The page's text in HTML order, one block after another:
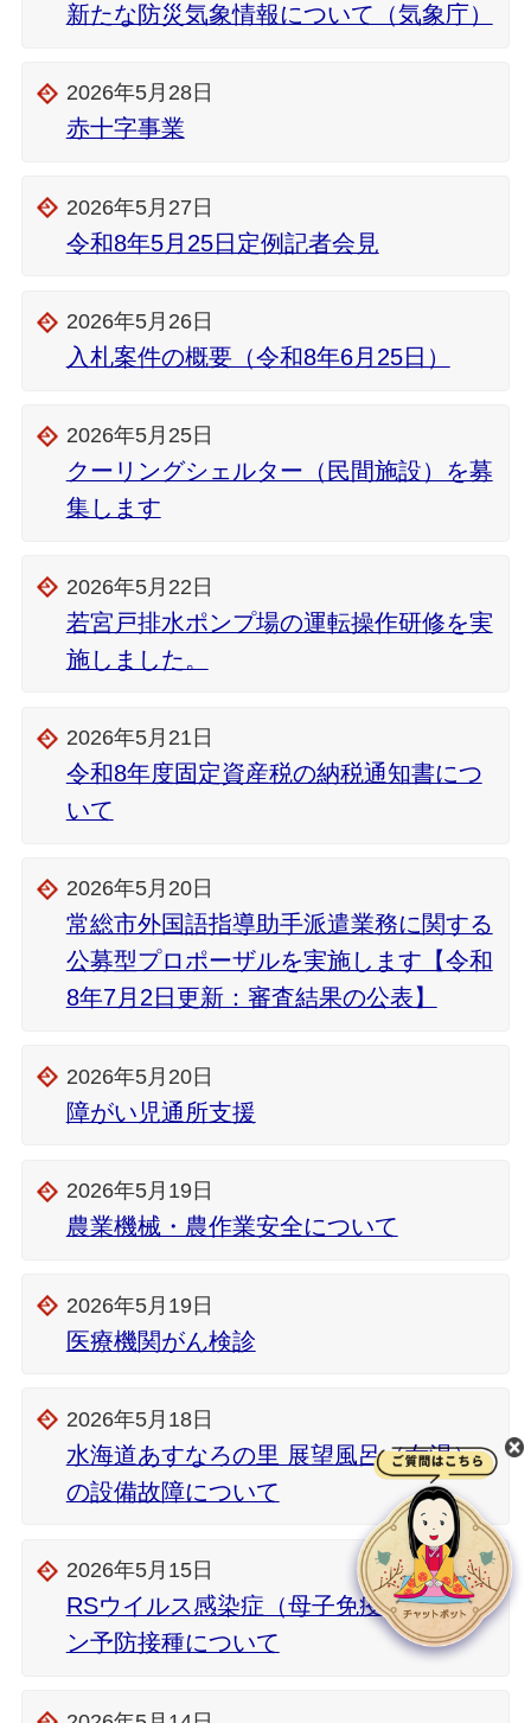
新たな防災気象情報について（気象庁）
2026年5月28日
赤十字事業
2026年5月27日
令和8年5月25日定例記者会見
2026年5月26日
入札案件の概要（令和8年6月25日）
2026年5月25日
クーリングシェルター（民間施設）を募
集します
2026年5月22日
若宮戸排水ポンプ場の運転操作研修を実
施しました。
2026年5月21日
令和8年度固定資産税の納税通知書につ
いて
2026年5月20日
常総市外国語指導助手派遣業務に関する
公募型プロポーザルを実施します【令和
8年7月2日更新：審査結果の公表】
2026年5月20日
障がい児通所支援
2026年5月19日
農業機械・農作業安全について
2026年5月19日
医療機関がん検診
2026年5月18日
水海道あすなろの里 展望風呂（女湯）
の設備故障について
2026年5月15日
RSウイルス感染症（母子免疫）ワクチ
ン予防接種について